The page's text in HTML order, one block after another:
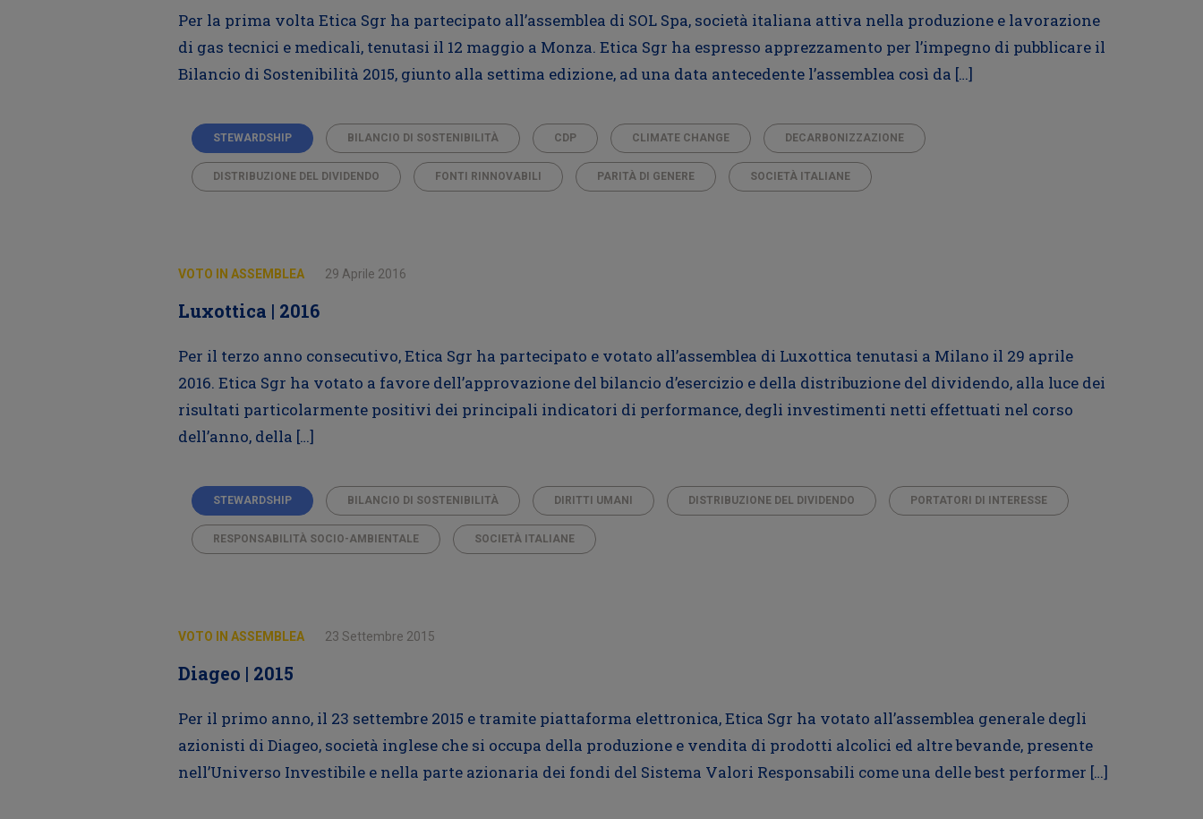
Per la prima volta Etica Sgr ha partecipato all’assemblea di SOL Spa, società italiana attiva nella produzione e lavorazione
di gas tecnici e medicali, tenutasi il 12 maggio a Monza. Etica Sgr ha espresso apprezzamento per l’impegno di pubblicare il
Bilancio di Sostenibilità 2015, giunto alla settima edizione, ad una data antecedente l’assemblea così da […]
STEWARDSHIP BILANCIO DI SOSTENIBILITÀ CDP CLIMATE CHANGE DECARBONIZZAZIONE
DISTRIBUZIONE DEL DIVIDENDO FONTI RINNOVABILI PARITÀ DI GENERE SOCIETÀ ITALIANE
VOTO IN ASSEMBLEA 29 Aprile 2016
Luxottica | 2016
Per il terzo anno consecutivo, Etica Sgr ha partecipato e votato all’assemblea di Luxottica tenutasi a Milano il 29 aprile
2016. Etica Sgr ha votato a favore dell’approvazione del bilancio d’esercizio e della distribuzione del dividendo, alla luce dei
risultati particolarmente positivi dei principali indicatori di performance, degli investimenti netti effettuati nel corso
dell’anno, della […]
STEWARDSHIP BILANCIO DI SOSTENIBILITÀ DIRITTI UMANI DISTRIBUZIONE DEL DIVIDENDO PORTATORI DI INTERESSE
RESPONSABILITÀ SOCIO-AMBIENTALE SOCIETÀ ITALIANE
VOTO IN ASSEMBLEA 23 Settembre 2015
Diageo | 2015
Per il primo anno, il 23 settembre 2015 e tramite piattaforma elettronica, Etica Sgr ha votato all’assemblea generale degli
azionisti di Diageo, società inglese che si occupa della produzione e vendita di prodotti alcolici ed altre bevande, presente
nell’Universo Investibile e nella parte azionaria dei fondi del Sistema Valori Responsabili come una delle best performer […]